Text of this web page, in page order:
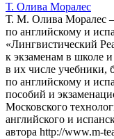
Т. Олива Моралес
Т. М. Олива Моралес
по английскому и
«Лингвистический
к экзаменам в школе
в их числе
по английскому и
пособий и
Московского
английского и
автора http://www.m-